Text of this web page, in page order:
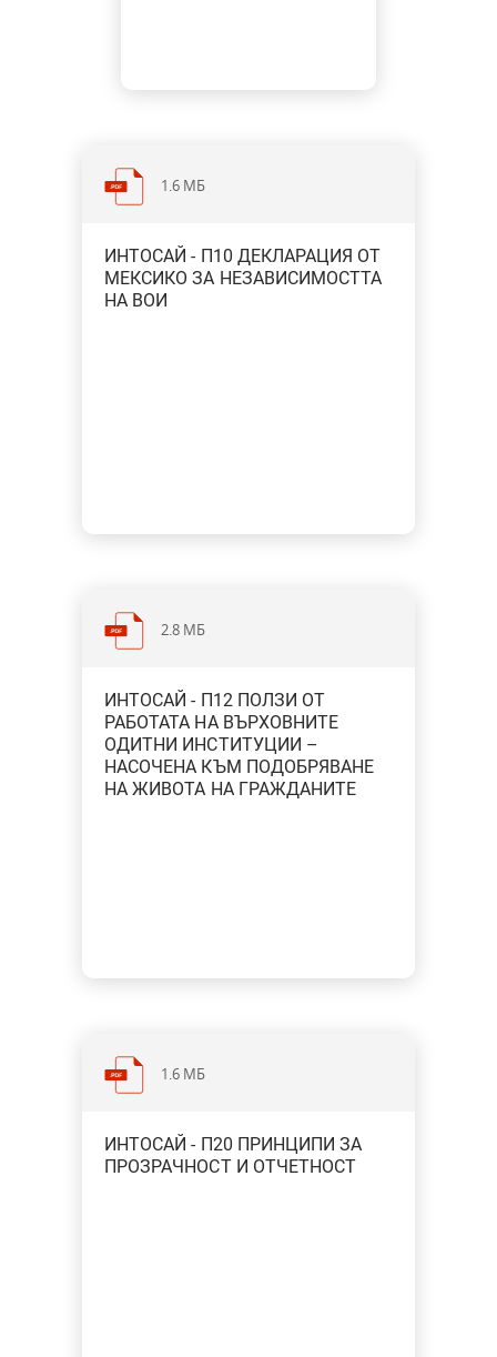
1.6 МБ
ИНТОСАЙ - П10 ДЕКЛАРАЦИЯ ОТ
МЕКСИКО ЗА НЕЗАВИСИМОСТТА
НА ВОИ
2.8 МБ
ИНТОСАЙ - П12 ПОЛЗИ ОТ
РАБОТАТА НА ВЪРХОВНИТЕ
ОДИТНИ ИНСТИТУЦИИ –
НАСОЧЕНА КЪМ ПОДОБРЯВАНЕ
НА ЖИВОТА НА ГРАЖДАНИТЕ
1.6 МБ
ИНТОСАЙ - П20 ПРИНЦИПИ ЗА
ПРОЗРАЧНОСТ И ОТЧЕТНОСТ